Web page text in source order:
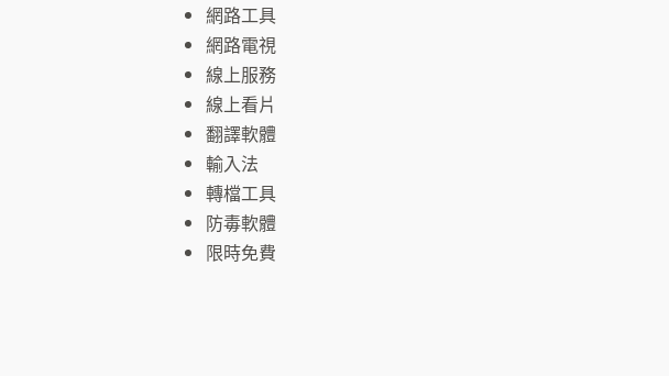
網路工具
網路電視
線上服務
線上看片
翻譯軟體
輸入法
轉檔工具
防毒軟體
限時免費